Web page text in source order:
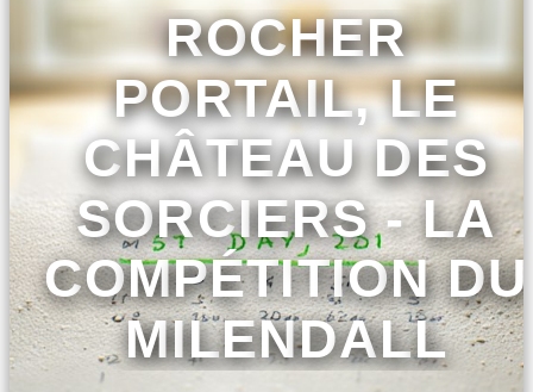
ROCHER
PORTAIL, LE
CHÂTEAU DES
SORCIERS - LA
COMPÉTITION DU
MILENDALL